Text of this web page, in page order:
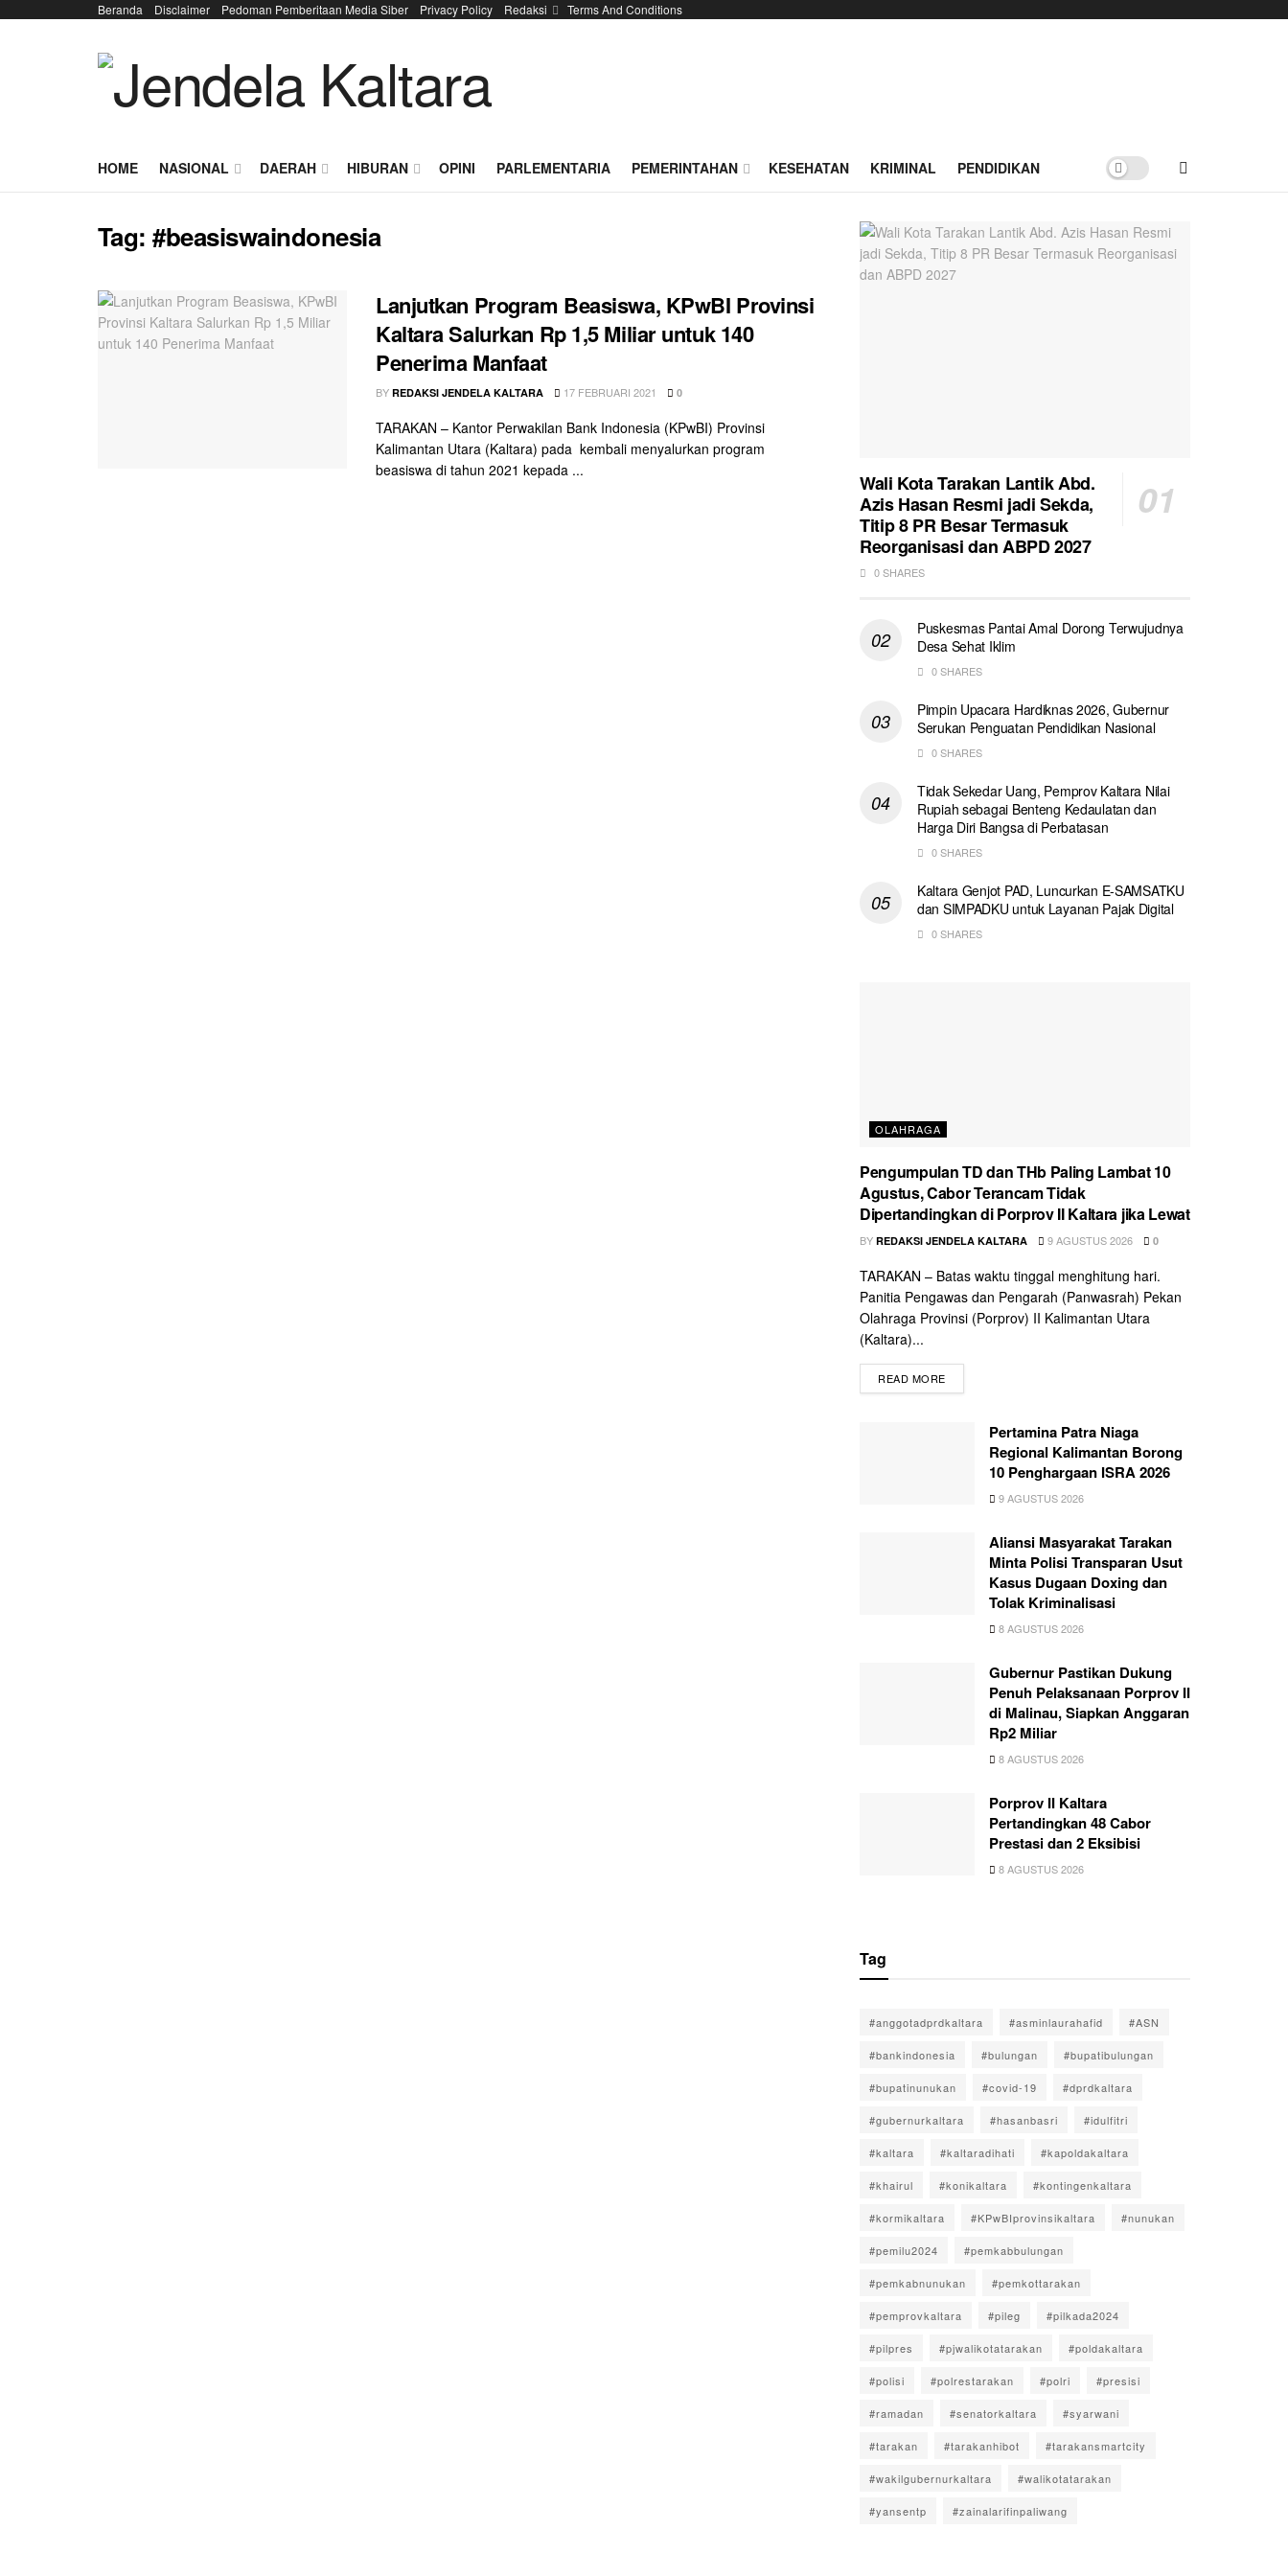
Beranda Disclaimer Pedoman Pemberitaan Media Siber Privacy Policy Redaksi Terms And Conditions
HOME NASIONAL DAERAH HIBURAN OPINI PARLEMENTARIA PEMERINTAHAN KESEHATAN KRIMINAL PENDIDIKAN
Tag:#beasiswaindonesia
Lanjutkan Program Beasiswa, KPwBI Provinsi
Kaltara Salurkan Rp 1,5 Miliar untuk 140
Penerima Manfaat
BY REDAKSI JENDELA KALTARA 17 FEBRUARI 2021 0
TARAKAN – Kantor Perwakilan Bank Indonesia (KPwBI) Provinsi
Kalimantan Utara (Kaltara) pada kembali menyalurkan program
beasiswa di tahun 2021 kepada ...
Wali Kota Tarakan Lantik Abd.
Azis Hasan Resmi jadi Sekda,
Titip 8 PR Besar Termasuk
Reorganisasi dan ABPD 2027
0 SHARES
Puskesmas Pantai Amal Dorong Terwujudnya
Desa Sehat Iklim
0 SHARES
Pimpin Upacara Hardiknas 2026, Gubernur
Serukan Penguatan Pendidikan Nasional
0 SHARES
Tidak Sekedar Uang, Pemprov Kaltara Nilai
Rupiah sebagai Benteng Kedaulatan dan
Harga Diri Bangsa di Perbatasan
0 SHARES
Kaltara Genjot PAD, Luncurkan E-SAMSATKU
dan SIMPADKU untuk Layanan Pajak Digital
0 SHARES
OLAHRAGA
Pengumpulan TD dan THb Paling Lambat 10
Agustus, Cabor Terancam Tidak
Dipertandingkan di Porprov II Kaltara jika Lewat
BY REDAKSI JENDELA KALTARA 9 AGUSTUS 2026 0
TARAKAN – Batas waktu tinggal menghitung hari.
Panitia Pengawas dan Pengarah (Panwasrah) Pekan
Olahraga Provinsi (Porprov) II Kalimantan Utara
(Kaltara)...
READ MORE
Pertamina Patra Niaga
Regional Kalimantan Borong
10 Penghargaan ISRA 2026
9 AGUSTUS 2026
Aliansi Masyarakat Tarakan
Minta Polisi Transparan Usut
Kasus Dugaan Doxing dan
Tolak Kriminalisasi
8 AGUSTUS 2026
Gubernur Pastikan Dukung
Penuh Pelaksanaan Porprov II
di Malinau, Siapkan Anggaran
Rp2 Miliar
8 AGUSTUS 2026
Porprov II Kaltara
Pertandingkan 48 Cabor
Prestasi dan 2 Eksibisi
8 AGUSTUS 2026
Tag
#anggotadprdkaltara #asminlaurahafid #ASN
#bankindonesia #bulungan #bupatibulungan
#bupatinunukan #covid-19 #dprdkaltara
#gubernurkaltara #hasanbasri #idulfitri
#kaltara #kaltaradihati #kapoldakaltara
#khairul #konikaltara #kontingenkaltara
#kormikaltara #KPwBIprovinsikaltara #nunukan
#pemilu2024 #pemkabbulungan
#pemkabnunukan #pemkottarakan
#pemprovkaltara #pileg #pilkada2024
#pilpres #pjwalikotatarakan #poldakaltara
#polisi #polrestarakan #polri #presisi
#ramadan #senatorkaltara #syarwani
#tarakan #tarakanhibot #tarakansmartcity
#wakilgubernurkaltara #walikotatarakan
#yansentp #zainalarifinpaliwang